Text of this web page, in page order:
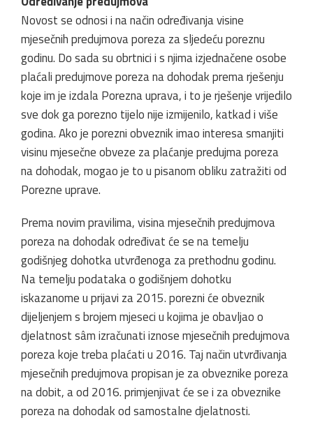
Novost se odnosi i na način određivanja visine
mjesečnih predujmova poreza za sljedeću poreznu
godinu. Do sada su obrtnici i s njima izjednačene osobe
plaćali predujmove poreza na dohodak prema rješenju
koje im je izdala Porezna uprava, i to je rješenje vrijedilo
sve dok ga porezno tijelo nije izmijenilo, katkad i više
godina. Ako je porezni obveznik imao interesa smanjiti
visinu mjesečne obveze za plaćanje predujma poreza
na dohodak, mogao je to u pisanom obliku zatražiti od
Porezne uprave.
Prema novim pravilima, visina mjesečnih predujmova
poreza na dohodak određivat će se na temelju
godišnjeg dohotka utvrđenoga za prethodnu godinu.
Na temelju podataka o godišnjem dohotku
iskazanome u prijavi za 2015. porezni će obveznik
dijeljenjem s brojem mjeseci u kojima je obavljao o
djelatnost sâm izračunati iznose mjesečnih predujmova
poreza koje treba plaćati u 2016. Taj način utvrđivanja
mjesečnih predujmova propisan je za obveznike poreza
na dobit, a od 2016. primjenjivat će se i za obveznike
poreza na dohodak od samostalne djelatnosti.